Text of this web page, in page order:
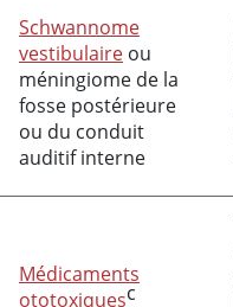
Schwannome
vestibulaire ou
méningiome de la
fosse postérieure
ou du conduit
auditif interne
Médicaments
ototoxiquesc